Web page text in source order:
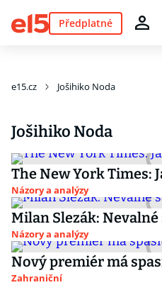
Předplatné
e15.cz Jošihiko Noda
Jošihiko Noda
The New York Times:
Názory a analýzy
Milan Slezák:
Názory a analýzy
Nový premiér má
Zahraniční